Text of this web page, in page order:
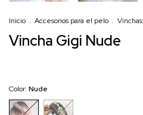
Inicio . Accesorios para el pelo . Vinchas
Vincha Gigi Nude
Color: Nude